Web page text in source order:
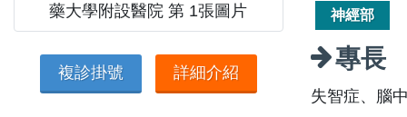
複診掛號 詳細介紹
神經部
專長
失智症、腦